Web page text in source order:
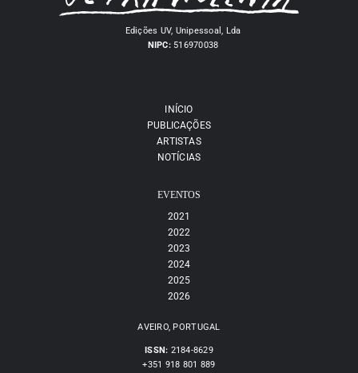
Edições UV, Unipessoal, Lda
NIPC:516970038
INÍCIO
PUBLICAÇÕES
ARTISTAS
NOTÍCIAS
EVENTOS
2021
2022
2023
2024
2025
2026
AVEIRO, PORTUGAL
ISSN: 2184-8629
+351 918 801 889